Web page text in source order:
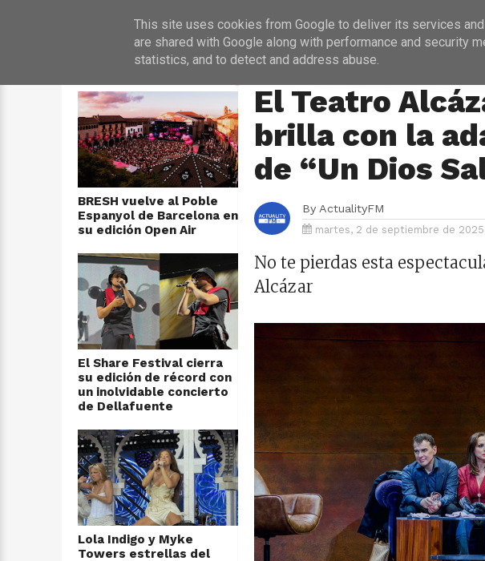
INICIO NOTICIAS
BRESH vuelve al Poble
Espanyol de Barcelona en
su edición Open Air
El Share Festival cierra
su edición de récord con
un inolvidable concierto
de Dellafuente
Lola Indigo y Myke
Towers estrellas del
El Teatro
brilla con la
de “Un Dios
By ActualityFM
martes, 2 de septiembre de 2025
No te pierdas esta
Alcázar
This site uses cookies from Google to deliver its services
are shared with Google along with performance and security
statistics, and to detect and address abuse.